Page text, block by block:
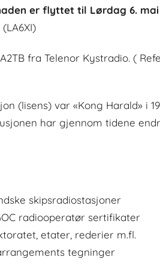
er flyttet til Lørdag 6. mai
fra Telenor Kystradio. (
(lisens) var «Kong Harald» i
har gjennom tidene
skipsradiostasjoner
radiooperatør sertifikater
etater, rederier m.fl.
tegninger